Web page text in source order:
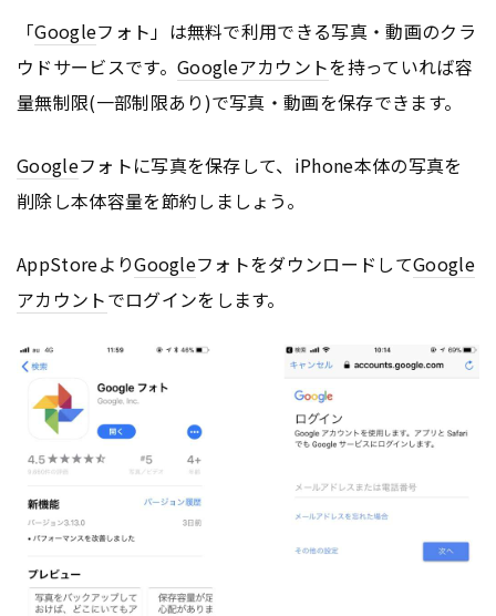
「Googleフォト」は無料で利用できる写真・動画のクラ
ウドサービスです。 Googleアカウントを持っていれば容
量無制限(一部制限あり)で写真・動画を保存できます。
Googleフォトに写真を保存して、iPhone本体の写真を
削除し本体容量を節約しましょう。
AppStoreよりGoogleフォトをダウンロードしてGoogle
アカウントでログインをします。